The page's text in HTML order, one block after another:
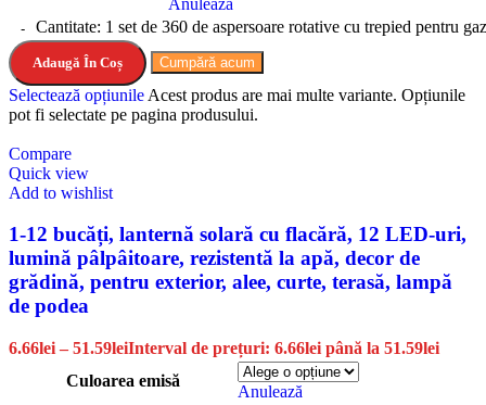
Cantitate: 1 set de 360 de aspersoare rotative cu trepied pentru
Adaugă În Coș Cumpără acum
Selectează opțiunile Acest produs are mai multe variante. Opțiunile
pot fi selectate pe pagina produsului.
Compare
Quick view
Add to wishlist
1-12 bucăți, lanternă solară cu flacără, 12 LED-uri,
lumină pâlpâitoare, rezistentă la apă, decor de
grădină, pentru exterior, alee, curte, terasă, lampă
de podea
6.66lei – 51.59leiInterval de prețuri: 6.66lei până la 51.59lei
Culoarea emisă
Anulează